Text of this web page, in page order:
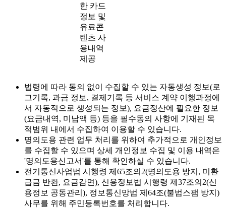
한 카드
정보 및
유료콘
텐츠 사
용내역
제공
법령에 따라 동의 없이 수집할 수 있는 자동생성 정보(로
그기록, 과금 정보, 결제기록 등 서비스 계약 이행과정에
서 자동적으로 생성되는 정보), 요금정산에 필요한 정보
(요금내역, 미납액 등) 등을 필수동의 사항에 기재된 목
적범위 내에서 수집하여 이용할 수 있습니다.
명의도용 관련 업무 처리를 위하여 추가적으로 개인정보
를 수집할 수 있으며 상세 개인정보 수집 및 이용 내역은
'명의도용신고서'를 통해 확인하실 수 있습니다.
전기통신사업법 시행령 제65조의2(명의도용 방지, 미환
급금 반환, 요금감면), 신용정보법 시행령 제37조의2(신
용정보 공동관리), 정보통신망법 제64조(불법스팸 방지)
사무를 위해 주민등록번호를 처리합니다.